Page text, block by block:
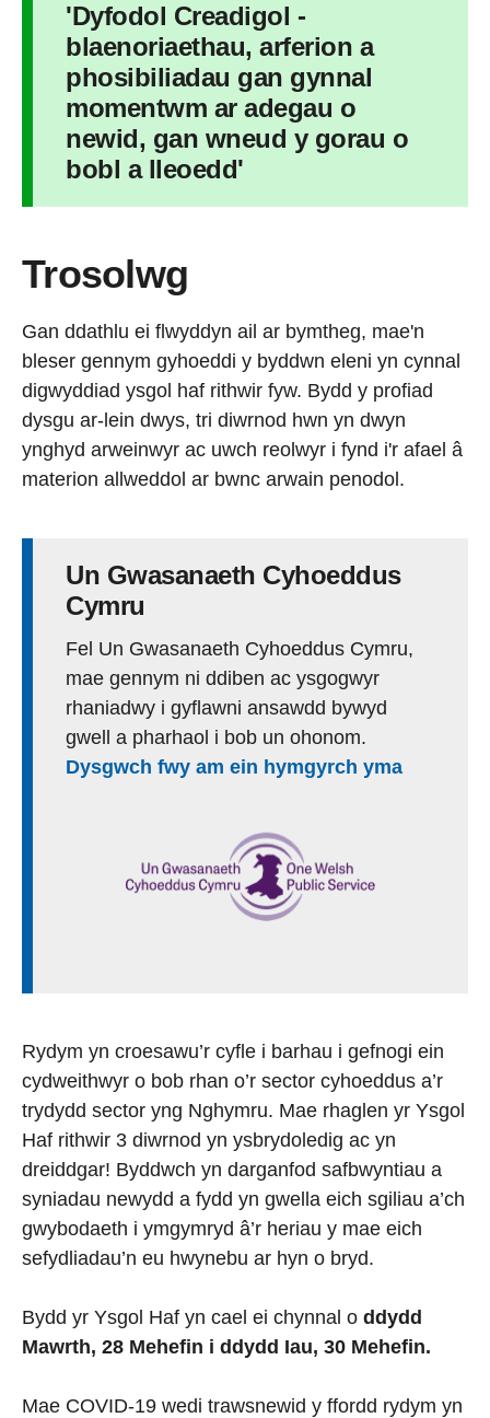
'Dyfodol Creadigol -
blaenoriaethau, arferion a
phosibiliadau gan gynnal
momentwm ar adegau o
newid, gan wneud y gorau o
bobl a lleoedd'
Trosolwg
Gan ddathlu ei flwyddyn ail ar bymtheg, mae'n
bleser gennym gyhoeddi y byddwn eleni yn cynnal
digwyddiad ysgol haf rithwir fyw. Bydd y profiad
dysgu ar-lein dwys, tri diwrnod hwn yn dwyn
ynghyd arweinwyr ac uwch reolwyr i fynd i'r afael â
materion allweddol ar bwnc arwain penodol.
Un Gwasanaeth Cyhoeddus
Cymru
Fel Un Gwasanaeth Cyhoeddus Cymru,
mae gennym ni ddiben ac ysgogwyr
rhaniadwy i gyflawni ansawdd bywyd
gwell a pharhaol i bob un ohonom.
Dysgwch fwy am ein hymgyrch yma
Rydym yn croesawu’r cyfle i barhau i gefnogi ein
cydweithwyr o bob rhan o’r sector cyhoeddus a’r
trydydd sector yng Nghymru. Mae rhaglen yr Ysgol
Haf rithwir 3 diwrnod yn ysbrydoledig ac yn
dreiddgar! Byddwch yn darganfod safbwyntiau a
syniadau newydd a fydd yn gwella eich sgiliau a’ch
gwybodaeth i ymgymryd â’r heriau y mae eich
sefydliadau’n eu hwynebu ar hyn o bryd.
Bydd yr Ysgol Haf yn cael ei chynnal o ddydd
Mawrth, 28 Mehefin i ddydd Iau, 30 Mehefin.
Mae COVID-19 wedi trawsnewid y ffordd rydym yn